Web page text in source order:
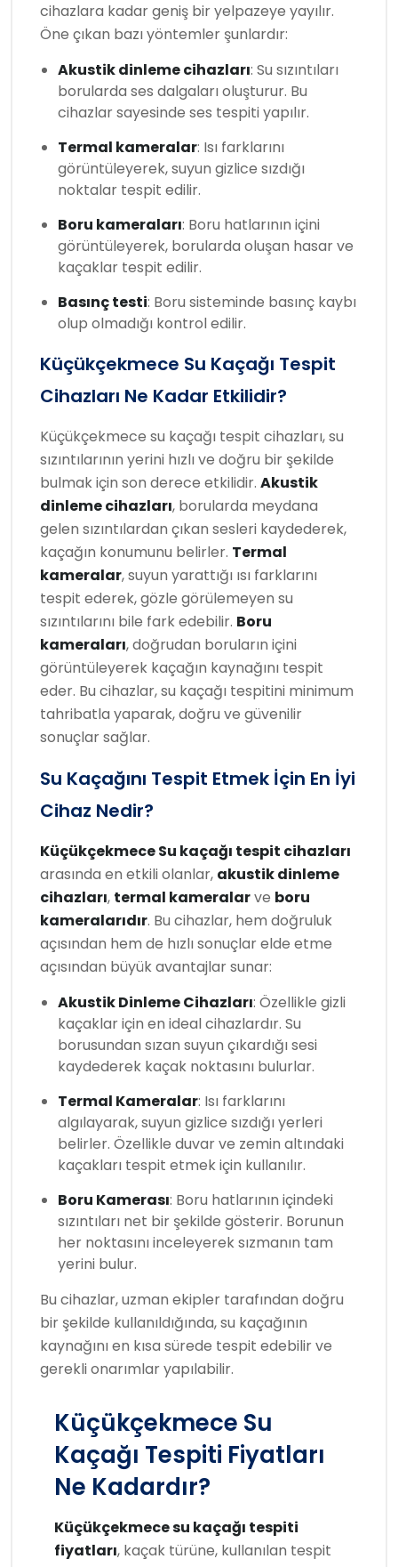
cihazlara kadar geniş bir yelpazeye yayılır.
Öne çıkan bazı yöntemler şunlardır:
Akustik dinleme cihazları: Su sızıntıları
borularda ses dalgaları oluşturur. Bu
cihazlar sayesinde ses tespiti yapılır.
Termal kameralar: Isı farklarını
görüntüleyerek, suyun gizlice sızdığı
noktalar tespit edilir.
Boru kameraları: Boru hatlarının içini
görüntüleyerek, borularda oluşan hasar ve
kaçaklar tespit edilir.
Basınç testi: Boru sisteminde basınç kaybı
olup olmadığı kontrol edilir.
Küçükçekmece Su Kaçağı Tespit
Cihazları Ne Kadar Etkilidir?
Küçükçekmece su kaçağı tespit cihazları, su
sızıntılarının yerini hızlı ve doğru bir şekilde
bulmak için son derece etkilidir. Akustik
dinleme cihazları, borularda meydana
gelen sızıntılardan çıkan sesleri kaydederek,
kaçağın konumunu belirler. Termal
kameralar, suyun yarattığı ısı farklarını
tespit ederek, gözle görülemeyen su
sızıntılarını bile fark edebilir. Boru
kameraları, doğrudan boruların içini
görüntüleyerek kaçağın kaynağını tespit
eder. Bu cihazlar, su kaçağı tespitini minimum
tahribatla yaparak, doğru ve güvenilir
sonuçlar sağlar.
Su Kaçağını Tespit Etmek İçin En İyi
Cihaz Nedir?
Küçükçekmece Su kaçağı tespit cihazları
arasında en etkili olanlar, akustik dinleme
cihazları, termal kameralarve boru
kameralarıdır. Bu cihazlar, hem doğruluk
açısından hem de hızlı sonuçlar elde etme
açısından büyük avantajlar sunar:
Akustik Dinleme Cihazları: Özellikle gizli
kaçaklar için en ideal cihazlardır. Su
borusundan sızan suyun çıkardığı sesi
kaydederek kaçak noktasını bulurlar.
Termal Kameralar: Isı farklarını
algılayarak, suyun gizlice sızdığı yerleri
belirler. Özellikle duvar ve zemin altındaki
kaçakları tespit etmek için kullanılır.
Boru Kamerası: Boru hatlarının içindeki
sızıntıları net bir şekilde gösterir. Borunun
her noktasını inceleyerek sızmanın tam
yerini bulur.
Bu cihazlar, uzman ekipler tarafından doğru
bir şekilde kullanıldığında, su kaçağının
kaynağını en kısa sürede tespit edebilir ve
gerekli onarımlar yapılabilir.
Küçükçekmece Su
Kaçağı Tespiti Fiyatları
Ne Kadardır?
Küçükçekmece su kaçağı tespiti
fiyatları, kaçak türüne, kullanılan tespit